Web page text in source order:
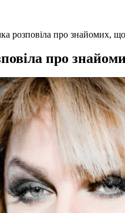
розповіла про знайомих,
про